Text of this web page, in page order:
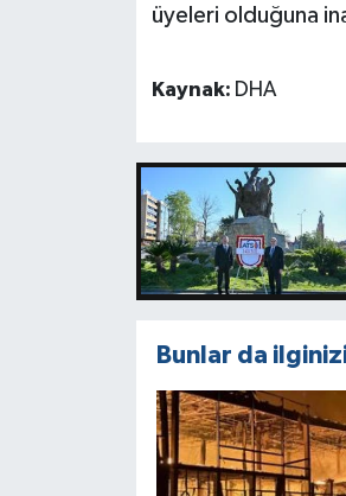
üyeleri olduğuna
Kaynak: DHA
Bunlar da